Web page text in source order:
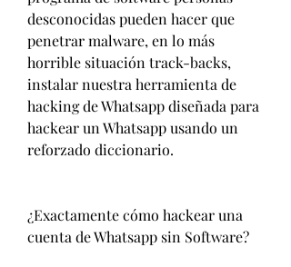
desconocidas pueden hacer que
penetrar malware, en lo más
horrible situación track-backs,
instalar nuestra herramienta de
hacking de Whatsapp diseñada para
hackear un Whatsapp usando un
reforzado diccionario.
¿Exactamente cómo hackear una
cuenta de Whatsapp sin Software?